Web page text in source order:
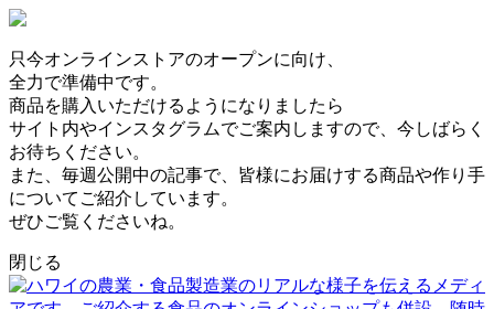
只今オンラインストアのオープンに向け、
全力で準備中です。
商品を購入いただけるようになりましたら
サイト内やインスタグラムでご案内しますので、今しばらく
お待ちください。
また、毎週公開中の記事で、皆様にお届けする商品や作り手
についてご紹介しています。
ぜひご覧くださいね。
閉じる